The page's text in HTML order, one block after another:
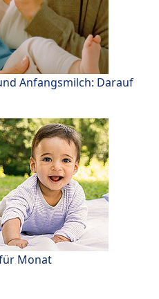
Anfangsmilch: Darauf
Monat